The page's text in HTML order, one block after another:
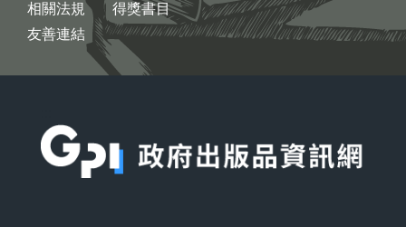
相關法規
友善連結
得獎書目